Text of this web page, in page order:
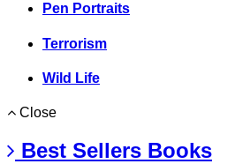
Pen Portraits
Terrorism
Wild Life
Close
Best Sellers Books